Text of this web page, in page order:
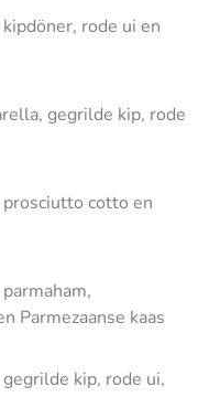
rode ui en
gegrilde kip, rode
cotto en
Parmezaanse kaas
kip, rode ui,